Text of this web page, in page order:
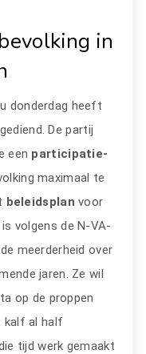
in
donderdag heeft
De partij
een participatie-
maximaal te
beleidsplanvoor
volgens de N-VA-
meerderheid over
jaren. Ze wil
op de proppen
kalf al half
tijd werk gemaakt